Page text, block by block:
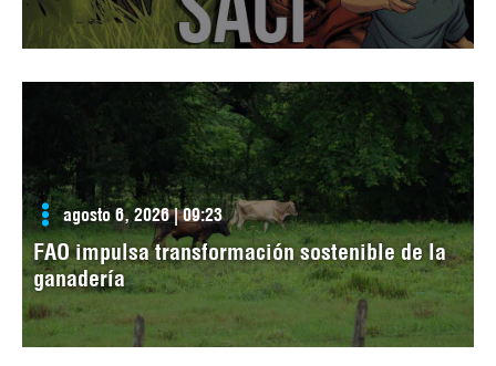
agosto 6, 2026 | 09:23
FAO impulsa transformación sostenible de la
ganadería